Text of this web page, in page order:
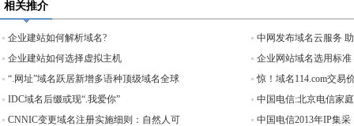
相关推介
企业建站如何解析域名?
企业建站如何选择虚拟主机
“.网址”域名跃居新增多语种顶级域名全球
IDC域名后缀或现“.我爱你”
CNNIC变更域名注册实施细则：自然人可
中网发布域名云服务
企业网站域名选用标准
惊！域名114.com交易
中国电信:北京电信家
中国电信2013年IP集采